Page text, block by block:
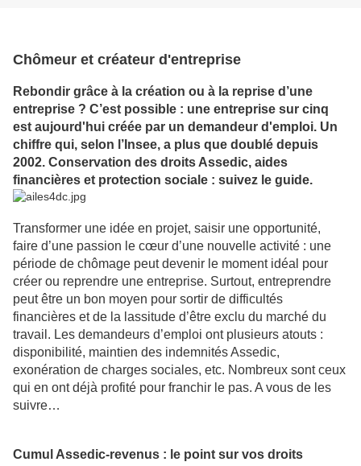
Chômeur et créateur d'entreprise
Rebondir grâce à la création ou à la reprise d’une
entreprise ? C’est possible : une entreprise sur cinq
est aujourd'hui créée par un demandeur d'emploi. Un
chiffre qui, selon l’Insee, a plus que doublé depuis
2002. Conservation des droits Assedic, aides
financières et protection sociale : suivez le guide.
Transformer une idée en projet, saisir une opportunité,
faire d’une passion le cœur d’une nouvelle activité : une
période de chômage peut devenir le moment idéal pour
créer ou reprendre une entreprise. Surtout, entreprendre
peut être un bon moyen pour sortir de difficultés
financières et de la lassitude d’être exclu du marché du
travail. Les demandeurs d’emploi ont plusieurs atouts :
disponibilité, maintien des indemnités Assedic,
exonération de charges sociales, etc. Nombreux sont ceux
qui en ont déjà profité pour franchir le pas. A vous de les
suivre…
Cumul Assedic-revenus : le point sur vos droits